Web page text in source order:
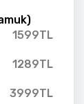
1599TL
1289TL
3999TL